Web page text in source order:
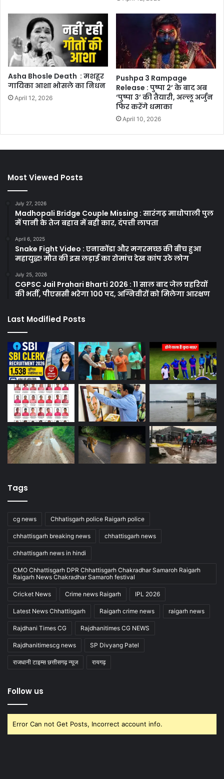
Asha Bhosle Death : मशहूर
गायिका आशा भोसले का निधन
April 12, 2026
Pushpa 3 Rampage
Release : पुष्पा 2’ के बाद अब
‘पुष्पा 3’ की तैयारी, अल्लू अर्जुन
फिर करेंगे धमाका
April 10, 2026
Most Viewed Posts
July 27, 2026
Madhopali Bridge Couple Missing : सारंगढ़ माधोपाली पुल
में पानी के तेज बहाव में बही कार, दंपत्ती लापता
April 6, 2025
Snake Fight Video : एनाकोंडा और मगरमच्छ की बीच हुआ
महायुद्ध! मौत की इस लड़ाई का रोमांच देख कांप उठे लोग
July 25, 2026
CGPSC Jail Prahari Bharti 2026 : 11 साल बाद जेल प्रहरियों
की भर्ती, पीएससी भरेगा 100 पद, अग्निवीरों को मिलेगा आरक्षण
Last Modified Posts
Tags
cg news Chhatisgarh police Raigarh police
chhattisgarh breaking news chhattisgarh news
chhattisgarh news in hindi
CMO Chhattisgarh DPR Chhattisgarh Chakradhar Samaroh Raigarh
Raigarh News Chakradhar Samaroh festival
Cricket News Crime news Raigarh IPL 2026
Latest News Chhattisgarh Raigarh crime news raigarh news
Rajdhani Times CG Rajdhanitimes CG NEWS
Rajdhanitimescg news SP Divyang Patel
राजधानी टाइम्स छत्तीसगढ़ न्यूज रायगढ़
Follow us
Error Can not Get Posts, Incorrect account info.